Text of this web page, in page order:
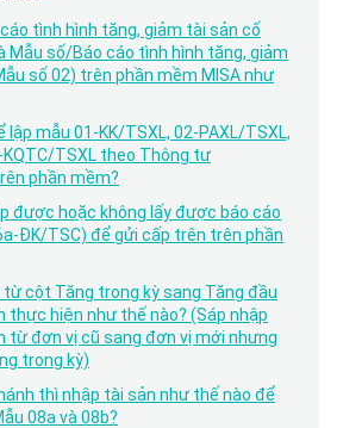
tình hình tăng, giảm tài sản cố
Mẫu số/Báo cáo tình hình tăng, giảm
số 02) trên phần mềm MISA như
lập mẫu 01-KK/TSXL, 02-PAXL/TSXL,
KQTC/TSXL theo Thông tư
phần mềm?
được hoặc không lấy được báo cáo
ĐK/TSC) để gửi cấp trên trên phần
từ cột Tăng trong kỳ sang Tăng đầu
thực hiện như thế nào? (Sáp nhập
từ đơn vị cũ sang đơn vị mới nhưng
trong kỳ)
thì nhập tài sản như thế nào để
08a và 08b?